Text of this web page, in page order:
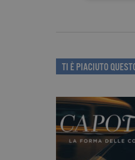
TI È PIACIUTOGarante, i
_gid
_gat